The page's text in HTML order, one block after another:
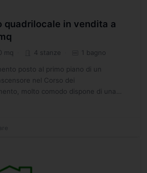
quadrilocale in vendita a
mq 4 stanze 1 bagno
posto al primo piano di un
nel Corso dei
molto comodo dispone di una